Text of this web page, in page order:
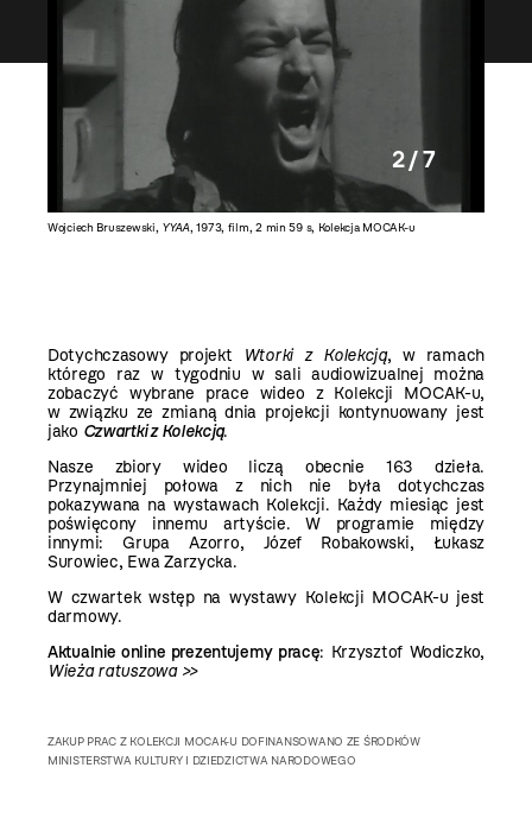
Wojciech Bruszewski, YYAA, 1973, film, 2 min 59 s, Kolekcja MOCAK-u
2 / 7
Dotychczasowy projekt Wtorki z Kolekcją, w ramach
którego raz w tygodniu w sali audiowizualnej można
zobaczyć wybrane prace wideo z Kolekcji MOCAK-u,
w związku ze zmianą dnia projekcji kontynuowany jest
jako Czwartki z Kolekcją.
Nasze zbiory wideo liczą obecnie 163 dzieła.
Przynajmniej połowa z nich nie była dotychczas
pokazywana na wystawach Kolekcji. Każdy miesiąc jest
poświęcony innemu artyście. W programie między
innymi:Grupa Azorro, Józef Robakowski, Łukasz
Surowiec, Ewa Zarzycka.
W czwartek wstęp na wystawy Kolekcji MOCAK-u jest
darmowy.
Aktualnie online prezentujemy pracę: Krzysztof Wodiczko,
Wieża ratuszowa >>
ZAKUP PRAC Z KOLEKCJI MOCAK-U DOFINANSOWANO ZE ŚRODKÓW
MINISTERSTWA KULTURY I DZIEDZICTWA NARODOWEGO